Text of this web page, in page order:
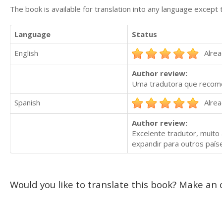
The book is available for translation into any language
Language
Status
English
Author review:
Uma tradutora que
Spanish
Author review:
Excelente tradutor, muito
expandir para outros
Would you like to translate this book? Make